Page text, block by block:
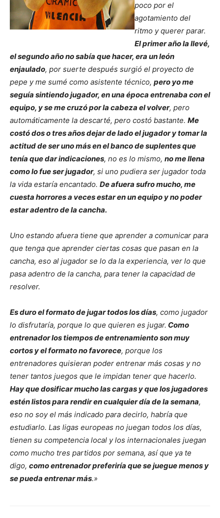
poco por el
agotamiento del
ritmo y querer parar.
El primer año la llevé,
el segundo año no sabía que hacer, era un león
enjaulado, por suerte después surgió el proyecto de
pepe y me sumé como asistente técnico, pero yo me
seguía sintiendo jugador, en una época entrenaba con el
equipo, y se me cruzó por la cabeza el volver, pero
automáticamente la descarté, pero costó bastante. Me
costó dos o tres años dejar de lado el jugador y tomar la
actitud de ser uno más en el banco de suplentes que
tenía que dar indicaciones, no es lo mismo, no me llena
como lo fue ser jugador, si uno pudiera ser jugador toda
la vida estaría encantado. De afuera sufro mucho, me
cuesta horrores a veces estar en un equipo y no poder
estar adentro de la cancha.
Uno estando afuera tiene que aprender a comunicar para
que tenga que aprender ciertas cosas que pasan en la
cancha, eso al jugador se lo da la experiencia, ver lo que
pasa adentro de la cancha, para tener la capacidad de
resolver.
Es duro el formato de jugar todos los días, como jugador
lo disfrutaría, porque lo que quieren es jugar. Como
entrenador los tiempos de entrenamiento son muy
cortos y el formato no favorece, porque los
entrenadores quisieran poder entrenar más cosas y no
tener tantos juegos que le impidan tener que hacerlo.
Hay que dosificar mucho las cargas y que los jugadores
estén listos para rendir en cualquier día de la semana,
eso no soy el más indicado para decirlo, habría que
estudiarlo. Las ligas europeas no juegan todos los días,
tienen su competencia local y los internacionales juegan
como mucho tres partidos por semana, así que ya te
digo, como entrenador preferiría que se juegue menos y
se pueda entrenar más.»